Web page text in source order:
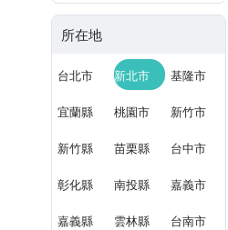
所在地
台北市 新北市 基隆市
宜蘭縣 桃園市 新竹市
新竹縣 苗栗縣 台中市
彰化縣 南投縣 嘉義市
嘉義縣 雲林縣 台南市